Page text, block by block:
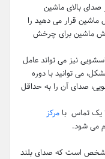
بالای ماشین
قرار می دهید را
ماشین برای چرخش
نیز می تواند عامل
می توانید با دوره
صدای آن را به حداقل
یک تماس با مرکز
می شود.
مشخص است که صدای بلند